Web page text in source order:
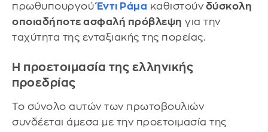
πρωθυπουργούΈντι Ράμα καθιστούν δύσκολη
οποιαδήποτε ασφαλή πρόβλεψη για την
ταχύτητα της ενταξιακής της πορείας.
Η προετοιμασία της ελληνικής
προεδρίας
Το σύνολο αυτών των πρωτοβουλιών
συνδέεται άμεσα με την προετοιμασία της